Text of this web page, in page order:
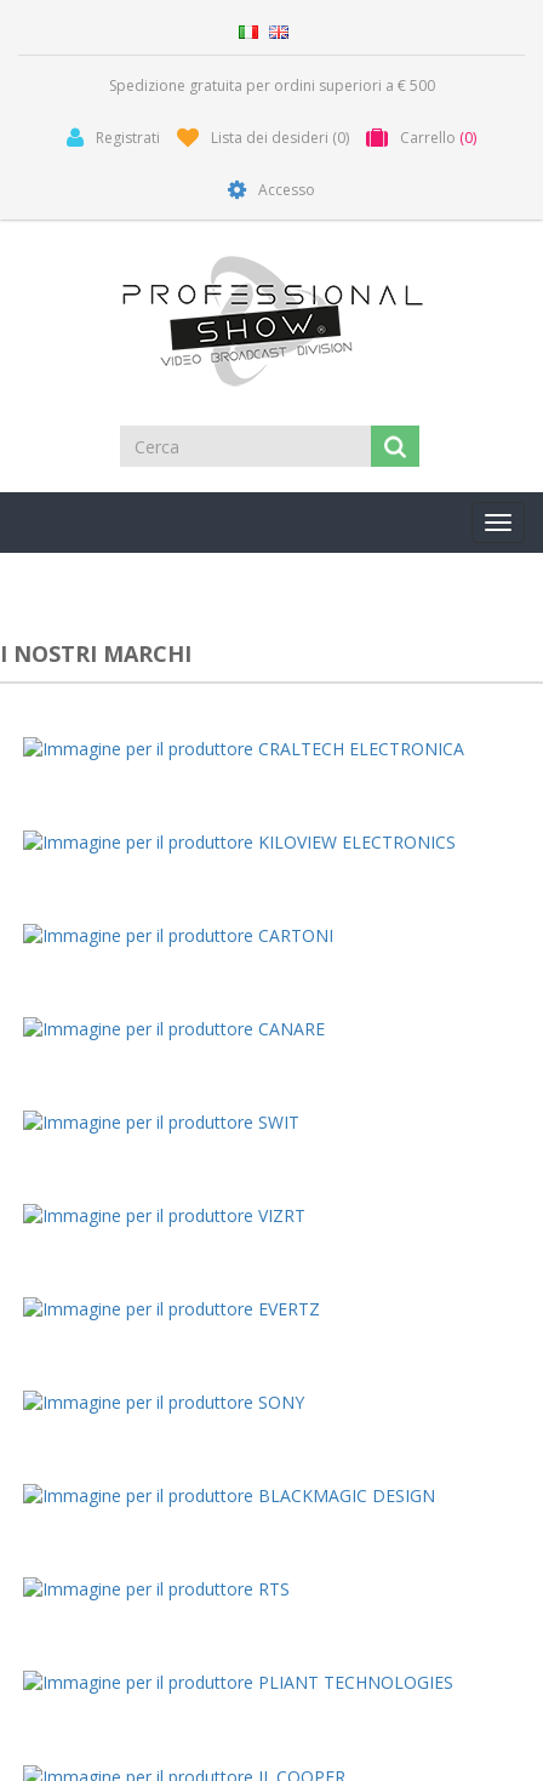
Spedizione gratuita per ordini superiori a € 500
Registrati Lista dei desideri (0) Carrello (0)
Accesso
I NOSTRI MARCHI